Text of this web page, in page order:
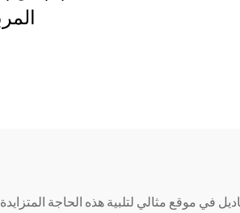
في موقع مثالي لتلبية هذه الحاجة